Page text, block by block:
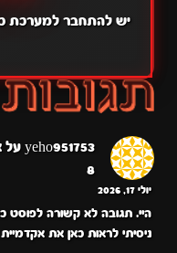
יש להתחבר למערכת
yeho951753 על
8
יולי 17, 2026
היי. תגובה לא קשורה לפוסט
ניסיתי לראות כאן את